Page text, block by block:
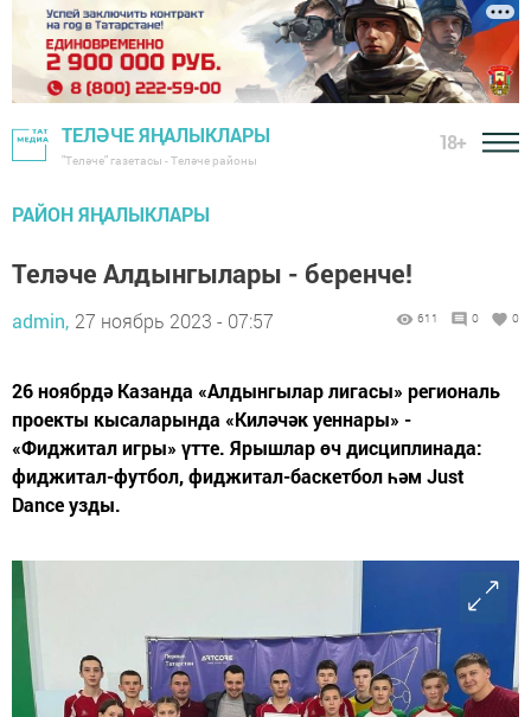
ТЕЛӘЧЕ ЯҢАЛЫКЛАРЫ
"Теләче" газетасы - Теләче районы
18+
РАЙОН ЯҢАЛЫКЛАРЫ
Теләче Алдынгылары - беренче!
admin, 27 ноябрь 2023 - 07:57 611 0 0
26 ноябрдә Казанда «Алдынгылар лигасы» региональ
проекты кысаларында «Киләчәк уеннары» -
«Фиджитал игры» үтте. Ярышлар өч дисциплинада:
фиджитал-футбол, фиджитал-баскетбол һәм Just
Dance узды.